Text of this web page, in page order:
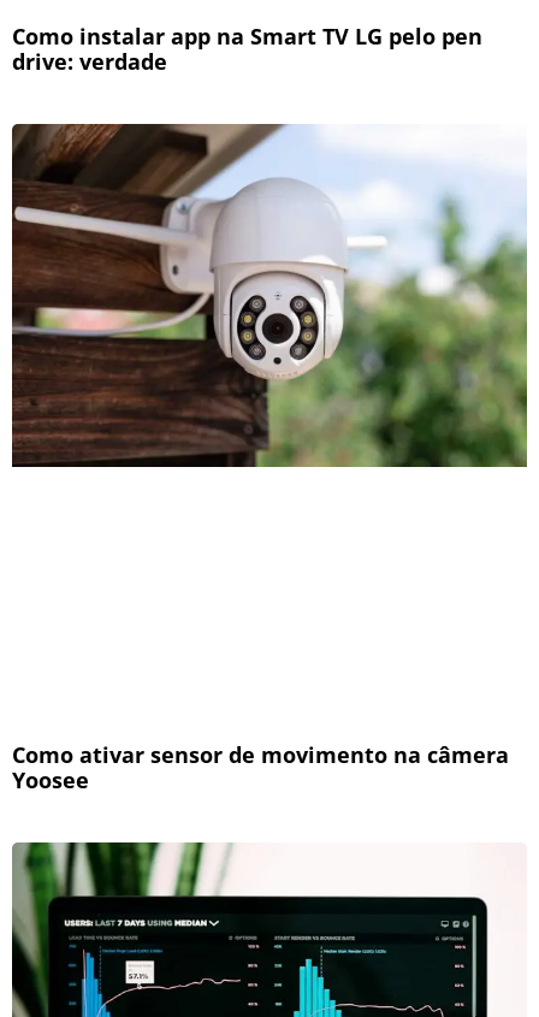
Como instalar app na Smart TV LG pelo pen
drive: verdade
Como ativar sensor de movimento na câmera
Yoosee